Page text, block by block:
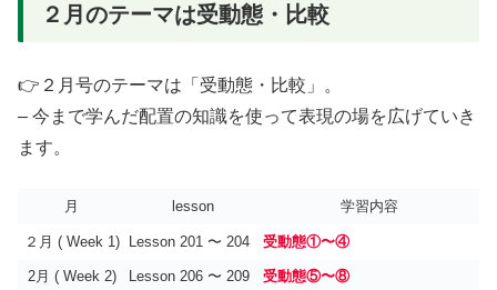
２月のテーマは受動態・比較
👉２月号のテーマは「受動態・比較」。
– 今まで学んだ配置の知識を使って表現の場を広げていき
ます。
月 lesson 学習内容
２月 ( Week 1) Lesson 201 〜 204 受動態①〜④
2月 ( Week 2) Lesson 206 〜 209 受動態⑤〜⑧